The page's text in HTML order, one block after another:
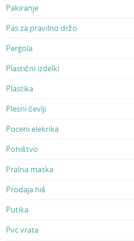
Pakiranje
Pas za pravilno držo
Pergola
Plastični izdelki
Plastika
Plesni čevlji
Poceni elekrika
Pohištvo
Pralna maska
Prodaja hiš
Putika
Pvc vrata